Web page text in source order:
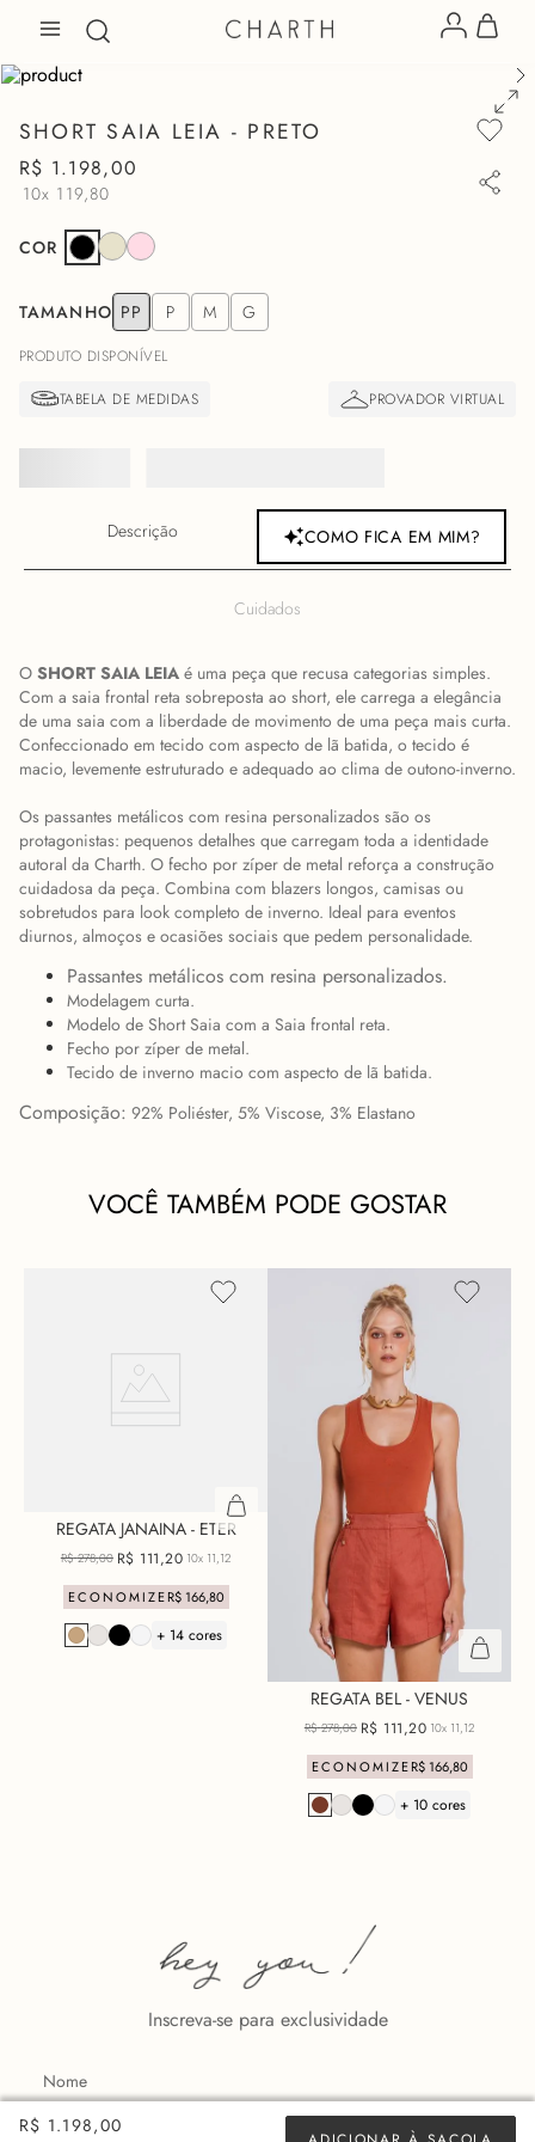
SHORT SAIA LEIA - PRETO
R$ 1.198,00
10x 119,80
COR
TAMANHO PP P M G
PRODUTO DISPONÍVEL
Descrição COMO FICA EM MIM?
Cuidados
O SHORT SAIA LEIA é uma peça que recusa categorias simples.
Com a saia frontal reta sobreposta ao short, ele carrega a elegância
de uma saia com a liberdade de movimento de uma peça mais curta.
Confeccionado em tecido com aspecto de lã batida, o tecido é
macio, levemente estruturado e adequado ao clima de outono-inverno.
Os passantes metálicos com resina personalizados são os
protagonistas: pequenos detalhes que carregam toda a identidade
autoral da Charth. O fecho por zíper de metal reforça a construção
cuidadosa da peça. Combina com blazers longos, camisas ou
sobretudos para look completo de inverno. Ideal para eventos
diurnos, almoços e ocasiões sociais que pedem personalidade.
Passantes metálicos com resina personalizados.
Modelagem curta.
Modelo de Short Saia com a Saia frontal reta.
Fecho por zíper de metal.
Tecido de inverno macio com aspecto de lã batida.
Composição: 92% Poliéster, 5% Viscose, 3% Elastano
VOCÊ TAMBÉM PODE GOSTAR
REGATA JANAINA - ETER
R$ 278,00 R$ 111,20 10x 11,12
ECONOMIZER$ 166,80
+ 14 cores
REGATA BEL - VENUS
R$ 278,00 R$ 111,20 10x 11,12
ECONOMIZER$ 166,80
+ 10 cores
Inscreva-se para exclusividade
R$ 1.198,00